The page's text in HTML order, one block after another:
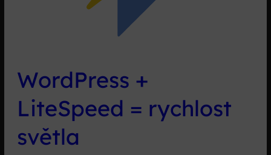
WordPress +
LiteSpeed = rychlost
světla